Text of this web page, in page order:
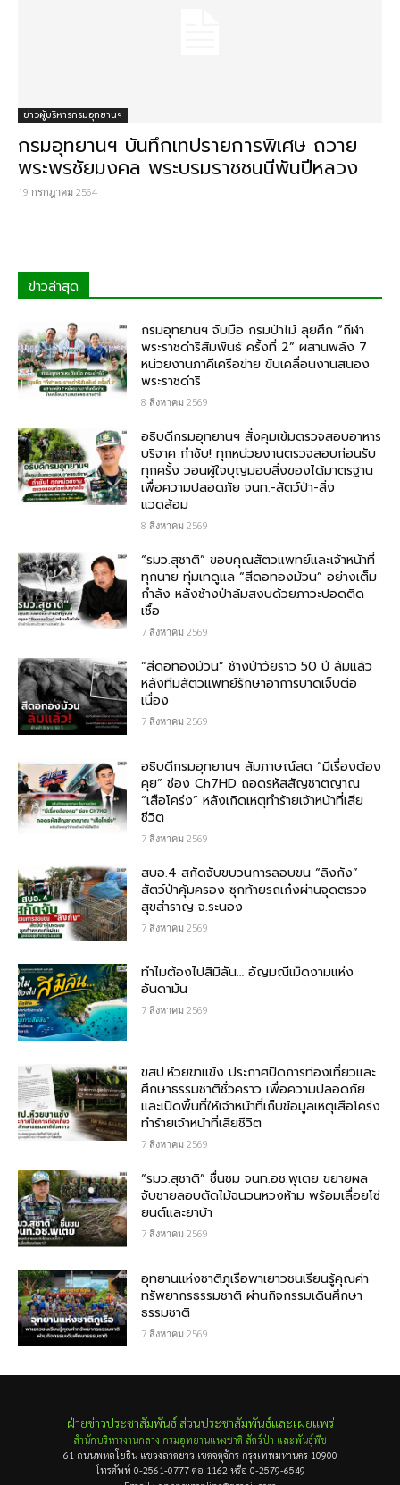
ข่าวผู้บริหารกรมอุทยานฯ
กรมอุทยานฯ บันทึกเทปรายการพิเศษ ถวาย
พระพรชัยมงคล พระบรมราชชนนีพันปีหลวง
19 กรกฎาคม 2564
ข่าวล่าสุด
กรมอุทยานฯ จับมือ กรมป่าไม้ ลุยศึก “กีฬา
พระราชดำริสัมพันธ์ ครั้งที่ 2” ผสานพลัง 7
หน่วยงานภาคีเครือข่าย ขับเคลื่อนงานสนอง
พระราชดำริ
8 สิงหาคม 2569
อธิบดีกรมอุทยานฯ สั่งคุมเข้มตรวจสอบอาหาร
บริจาค​ กำชับ! ทุกหน่วยงานตรวจสอบก่อนรับ
ทุกครั้ง วอนผู้ใจบุญมอบสิ่งของได้มาตรฐาน
เพื่อความปลอดภัย​ จนท.-สัตว์ป่า-สิ่ง
แวดล้อม
8 สิงหาคม 2569
“รมว.สุชาติ” ขอบคุณสัตวแพทย์และเจ้าหน้าที่
ทุกนาย ทุ่มเทดูแล “สีดอทองม้วน” อย่างเต็ม
กำลัง หลังช้างป่าล้มสงบด้วยภาวะปอดติด
เชื้อ
7 สิงหาคม 2569
“สีดอทองม้วน” ช้างป่าวัยราว 50 ปี ล้มแล้ว
หลังทีมสัตวแพทย์รักษาอาการบาดเจ็บต่อ
เนื่อง
7 สิงหาคม 2569
อธิบดีกรมอุทยานฯ สัมภาษณ์สด “มีเรื่องต้อง
คุย” ช่อง Ch7HD ถอดรหัสสัญชาตญาณ
“เสือโคร่ง” หลังเกิดเหตุทำร้ายเจ้าหน้าที่เสีย
ชีวิต
7 สิงหาคม 2569
สบอ.4 สกัดจับขบวนการลอบขน “ลิงกัง”
สัตว์ป่าคุ้มครอง ซุกท้ายรถเก๋งผ่านจุดตรวจ
สุขสำราญ จ.ระนอง
7 สิงหาคม 2569
ทำไมต้องไปสิมิลัน… อัญมณีเม็ดงามแห่ง
อันดามัน
7 สิงหาคม 2569
ขสป.ห้วยขาแข้ง ประกาศปิดการท่องเที่ยวและ
ศึกษาธรรมชาติชั่วคราว เพื่อความปลอดภัย
และเปิดพื้นที่ให้เจ้าหน้าที่เก็บข้อมูลเหตุเสือโคร่ง
ทำร้ายเจ้าหน้าที่เสียชีวิต
7 สิงหาคม 2569
“รมว.สุชาติ” ชื่นชม​ จนท.อช.พุเตย​ ขยายผล
จับชายลอบตัดไม้ฉนวนหวงห้าม พร้อมเลื่อยโซ่
ยนต์และยาบ้า
7 สิงหาคม 2569
อุทยานแห่งชาติภูเรือพาเยาวชนเรียนรู้คุณค่า
ทรัพยากรธรรมชาติ ผ่านกิจกรรมเดินศึกษา
ธรรมชาติ
7 สิงหาคม 2569
ฝ่ายข่าวประชาสัมพันธ์ ส่วนประชาสัมพันธ์และเผยแพร่
สำนักบริหารงานกลาง กรมอุทยานแห่งชาติ สัตว์ป่า และพันธุ์พืช
61 ถนนพหลโยธิน แขวงลาดยาว เขตจตุจักร กรุงเทพมหานคร 10900
โทรศัพท์ 0-2561-0777 ต่อ 1162 หรือ 0-2579-6549